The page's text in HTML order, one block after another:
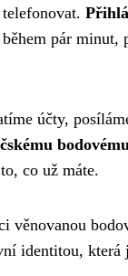
pár minut,
účty,
co už máte.
identitou,